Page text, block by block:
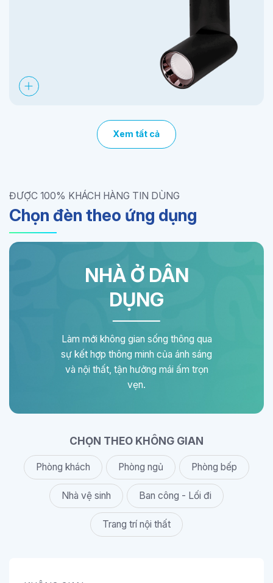
Xem tất cả
ĐƯỢC 100% KHÁCH HÀNG TIN DÙNG
Chọn đèn theo ứng dụng
NHÀ Ở DÂN
DỤNG
Làm mới không gian sống thông qua
sự kết hợp thông minh của ánh sáng
và nội thất, tận hưởng mái ấm trọn
vẹn.
CHỌN THEO KHÔNG GIAN
Phòng khách Phòng ngủ Phòng bếp
Nhà vệ sinh Ban công - Lối đi
Trang trí nội thất